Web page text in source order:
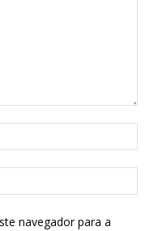
navegador para a